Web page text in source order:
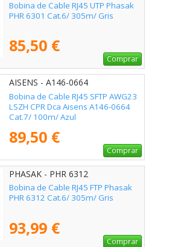
Bobina de Cable RJ45 UTP Phasak
PHR 6301 Cat.6/ 305m/ Gris
85,50 €
Comprar
AISENS - A146-0664
Bobina de Cable RJ45 SFTP AWG23
LSZH CPR Dca Aisens A146-0664
Cat.7/ 100m/ Azul
89,50 €
Comprar
PHASAK - PHR 6312
Bobina de Cable RJ45 FTP Phasak
PHR 6312 Cat.6/ 305m/ Gris
93,99 €
Comprar